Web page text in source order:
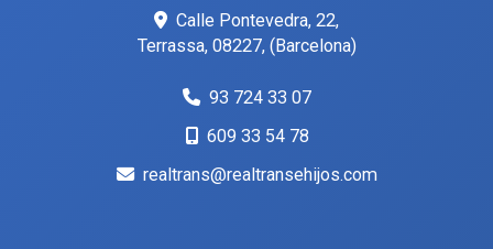
Calle Pontevedra, 22,
Terrassa, 08227, (Barcelona)
93 724 33 07
609 33 54 78
realtrans
realtransehijos.com